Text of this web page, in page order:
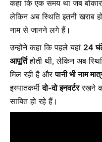
कहा कि एक समय था जब
लेकिन अब स्थिति इतनी खराब
नाम से जानने लगे हैं।
उन्होंने कहा कि पहले यहां 24
आपूर्तिहोती थी, लेकिन अब
मिल रही है औरपानी भी नाम
इस्पातकर्मीदो-दो इनवर्टररखने
साबित हो रहे हैं।